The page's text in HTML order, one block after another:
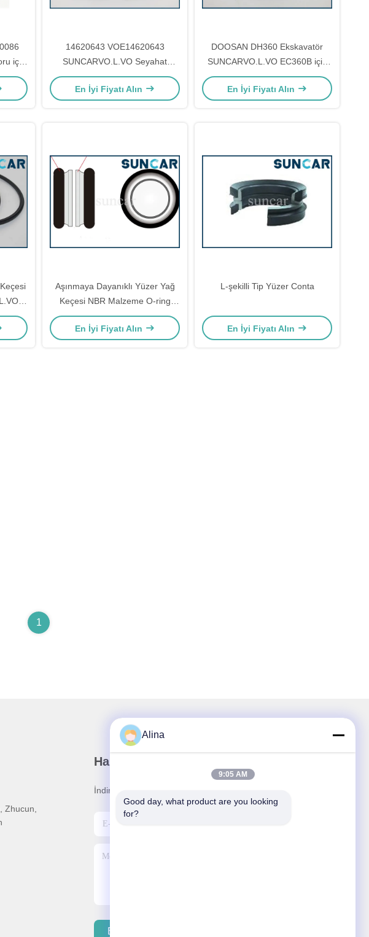
için
3
14620643 VOE14620643
SUNCARVO.L.VO Seyahat
Şanzıman EC700C EC750E için
Yüzer Mühür
En İyi Fiyatı Alın
DOOSAN DH360 Ekskavatör
SUNCARVO.L.VO EC360B için
Hidrolik Keçeler 2.180-00158
Yüzer Yağ Keçesi
En İyi Fiyatı Alın
Aşınmaya Dayanıklı Yüzer Yağ
Keçesi NBR Malzeme O-ring
Keçeleri
En İyi Fiyatı Alın
L-şekilli Tip Yüzer Conta
En İyi Fiyatı Alın
1
Zhucun,
Haber Bültenimiz
İndirimler ve daha fazlası için bültenimize abone olun.
Bizimle İletişim
Alina
9:05 AM
Good day, what product are you looking
for?